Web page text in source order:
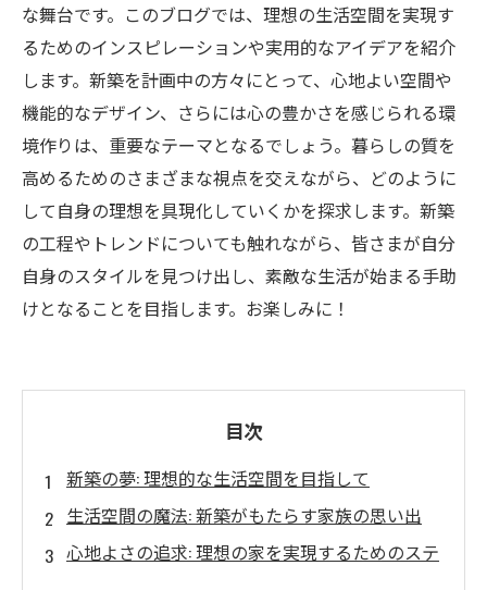
な舞台です。このブログでは、理想の生活空間を実現す
るためのインスピレーションや実用的なアイデアを紹介
します。新築を計画中の方々にとって、心地よい空間や
機能的なデザイン、さらには心の豊かさを感じられる環
境作りは、重要なテーマとなるでしょう。暮らしの質を
高めるためのさまざまな視点を交えながら、どのように
して自身の理想を具現化していくかを探求します。新築
の工程やトレンドについても触れながら、皆さまが自分
自身のスタイルを見つけ出し、素敵な生活が始まる手助
けとなることを目指します。お楽しみに！
目次
新築の夢: 理想的な生活空間を目指して
生活空間の魔法: 新築がもたらす家族の思い出
心地よさの追求: 理想の家を実現するためのステ